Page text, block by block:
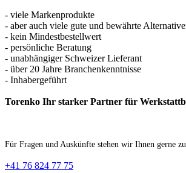
- viele Markenprodukte
- aber auch viele gute und bewährte
- kein Mindestbestellwert
- persönliche Beratung
- unabhängiger Schweizer Lieferant
- über 20 Jahre Branchenkenntnisse
- Inhabergeführt
Torenko Ihr starker Partner für
Für Fragen und Auskünfte stehen wir Ihnen gerne
+41 76 824 77 75